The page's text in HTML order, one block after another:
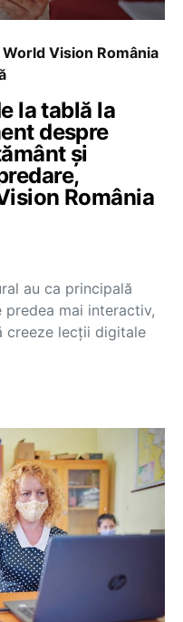
Vision România
la tablă la
despre
și
România
au ca principală
mai interactiv,
creeze lecții digitale